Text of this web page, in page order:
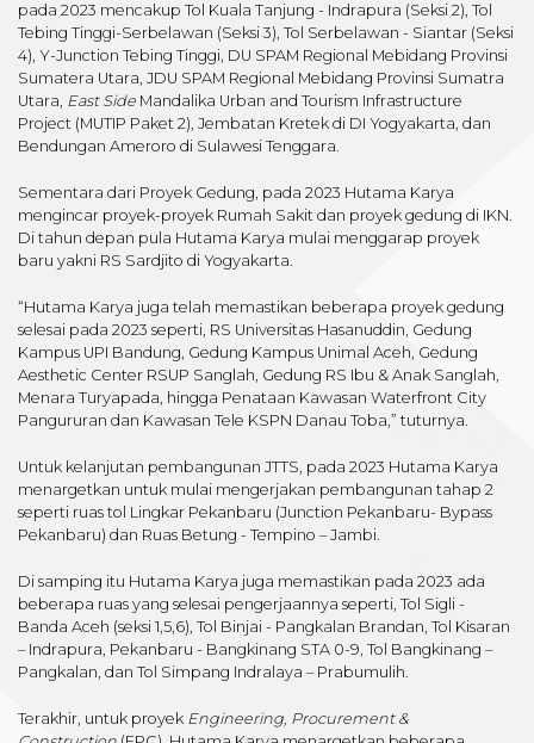
pada 2023 mencakup Tol Kuala Tanjung - Indrapura (Seksi 2), Tol
Tebing Tinggi-Serbelawan (Seksi 3), Tol Serbelawan - Siantar (Seksi
4), Y-Junction Tebing Tinggi, DU SPAM Regional Mebidang Provinsi
Sumatera Utara, JDU SPAM Regional Mebidang Provinsi Sumatra
Utara, East Side Mandalika Urban and Tourism Infrastructure
Project (MUTIP Paket 2), Jembatan Kretek di DI Yogyakarta, dan
Bendungan Ameroro di Sulawesi Tenggara.
Sementara dari Proyek Gedung, pada 2023 Hutama Karya
mengincar proyek-proyek Rumah Sakit dan proyek gedung di IKN.
Di tahun depan pula Hutama Karya mulai menggarap proyek
baru yakni RS Sardjito di Yogyakarta.
“Hutama Karya juga telah memastikan beberapa proyek gedung
selesai pada 2023 seperti, RS Universitas Hasanuddin, Gedung
Kampus UPI Bandung, Gedung Kampus Unimal Aceh, Gedung
Aesthetic Center RSUP Sanglah, Gedung RS Ibu & Anak Sanglah,
Menara Turyapada, hingga Penataan Kawasan Waterfront City
Pangururan dan Kawasan Tele KSPN Danau Toba,” tuturnya.
Untuk kelanjutan pembangunan JTTS, pada 2023 Hutama Karya
menargetkan untuk mulai mengerjakan pembangunan tahap 2
seperti ruas tol Lingkar Pekanbaru (Junction Pekanbaru- Bypass
Pekanbaru) dan Ruas Betung - Tempino – Jambi.
Di samping itu Hutama Karya juga memastikan pada 2023 ada
beberapa ruas yang selesai pengerjaannya seperti, Tol Sigli -
Banda Aceh (seksi 1,5,6), Tol Binjai - Pangkalan Brandan, Tol Kisaran
– Indrapura, Pekanbaru - Bangkinang STA 0-9, Tol Bangkinang –
Pangkalan, dan Tol Simpang Indralaya – Prabumulih.
Terakhir, untuk proyek Engineering, Procurement &